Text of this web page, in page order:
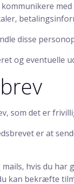
disse
og eventuelle
som det er
er at
mails, hvis du
kan bekræfte